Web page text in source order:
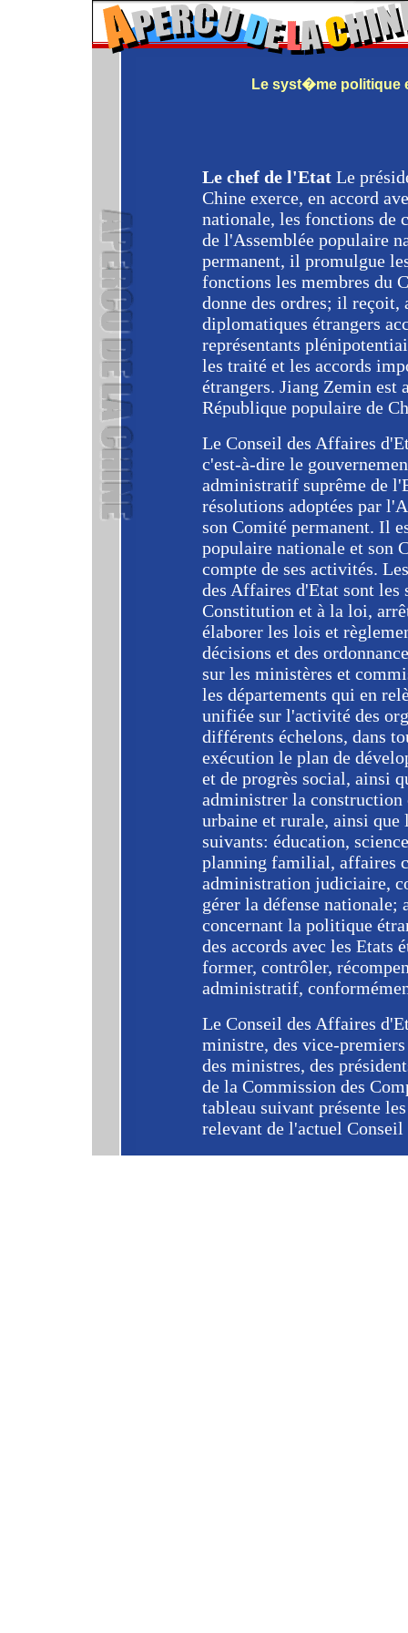
Le syst�me politique
Le chef de l'Etat Le
Chine exerce, en accord
nationale, les fonctions de
de l'Assemblée populaire
permanent, il promulgue
fonctions les membres du
donne des ordres; il reçoit,
diplomatiques étrangers
représentants
les traité et les accords
étrangers. Jiang Zemin est
République populaire de
Le Conseil des Affaires
c'est-à-dire le
administratif suprême de
résolutions adoptées par
son Comité permanent. Il
populaire nationale et son
compte de ses activités.
des Affaires d'Etat sont
Constitution et à la loi,
élaborer les lois et
décisions et des
sur les ministères et
les départements qui en
unifiée sur l'activité des
différents échelons, dans
exécution le plan de
et de progrès social, ainsi
administrer la
urbaine et rurale, ainsi que
suivants: éducation,
planning familial, affaires
administration judiciaire,
gérer la défense
concernant la politique
des accords avec les Etats
former, contrôler,
administratif,
Le Conseil des Affaires
ministre, des vice-
des ministres, des
de la Commission des
tableau suivant présente
relevant de l'actuel